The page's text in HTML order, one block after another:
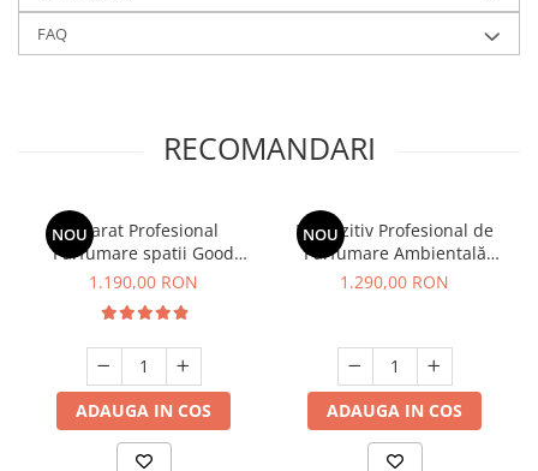
FAQ
RECOMANDARI
NOUAparat Profesional
Parfumare spatii Good
Scent GS2700 Tower Luxury,
1.190,00 RON
ADAUGA IN COS
NOU
Dispozitiv Profesional de
Parfumare Ambientală
GOOD SCENT Column 1200
1.290,00 RON
ADAUGA IN COS